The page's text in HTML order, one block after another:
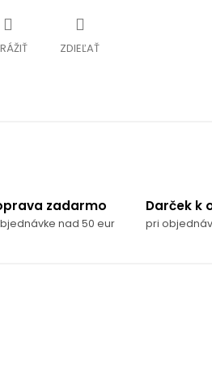
ZDIEĽAŤ
zadarmo
nad 50 eur
Darček k
pri